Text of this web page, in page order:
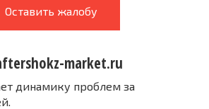
Оставить жалобу
market.ru
динамику проблем за